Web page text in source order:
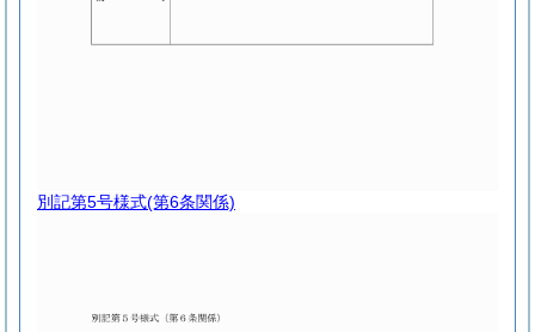
別記第5号様式(第6条関係)